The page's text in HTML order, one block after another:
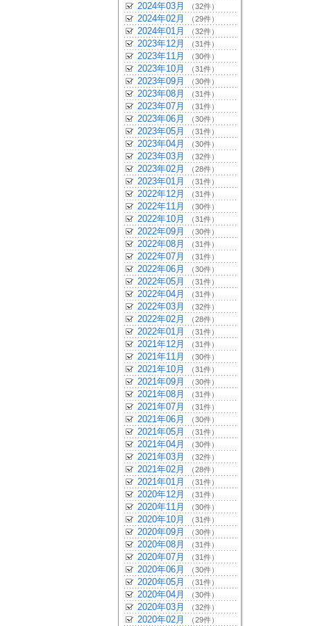
2024年03月 （32件）
2024年02月 （29件）
2024年01月 （32件）
2023年12月 （31件）
2023年11月 （30件）
2023年10月 （31件）
2023年09月 （30件）
2023年08月 （31件）
2023年07月 （31件）
2023年06月 （30件）
2023年05月 （31件）
2023年04月 （30件）
2023年03月 （32件）
2023年02月 （28件）
2023年01月 （31件）
2022年12月 （31件）
2022年11月 （30件）
2022年10月 （31件）
2022年09月 （30件）
2022年08月 （31件）
2022年07月 （31件）
2022年06月 （30件）
2022年05月 （31件）
2022年04月 （31件）
2022年03月 （32件）
2022年02月 （28件）
2022年01月 （31件）
2021年12月 （31件）
2021年11月 （30件）
2021年10月 （31件）
2021年09月 （30件）
2021年08月 （31件）
2021年07月 （31件）
2021年06月 （30件）
2021年05月 （31件）
2021年04月 （30件）
2021年03月 （32件）
2021年02月 （28件）
2021年01月 （31件）
2020年12月 （31件）
2020年11月 （30件）
2020年10月 （31件）
2020年09月 （30件）
2020年08月 （31件）
2020年07月 （31件）
2020年06月 （30件）
2020年05月 （31件）
2020年04月 （30件）
2020年03月 （32件）
2020年02月 （29件）